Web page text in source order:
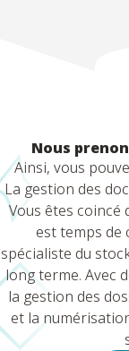
Nous
Ainsi, vous
La gestion des
Vous êtes coincé
est temps de
spécialiste du
long terme. Avec
la gestion des
et la